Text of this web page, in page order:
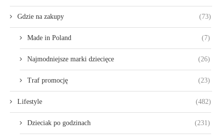
Gdzie na zakupy (73)
Made in Poland (7)
Najmodniejsze marki dziecięce (26)
Traf promocję (23)
Lifestyle (482)
Dzieciak po godzinach (231)